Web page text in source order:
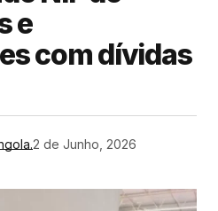
e
com dívidas
2 de Junho, 2026